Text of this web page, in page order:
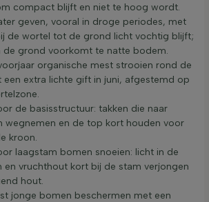
compact blijft en niet te hoog wordt.
geven, vooral in droge periodes, met
de wortel tot de grond licht vochtig blijft;
de grond voorkomt te natte bodem.
organische mest strooien rond de
een extra lichte gift in juni, afgestemd op
de basisstructuur: takken die naar
wegnemen en de top kort houden voor
kroon.
laagstam bomen snoeien: licht in de
en vruchthout kort bij de stam verjongen
hout.
jonge bomen beschermen met een